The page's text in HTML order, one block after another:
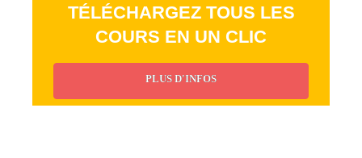
TÉLÉCHARGEZ TOUS LES
COURS EN UN CLIC
PLUS D'INFOS